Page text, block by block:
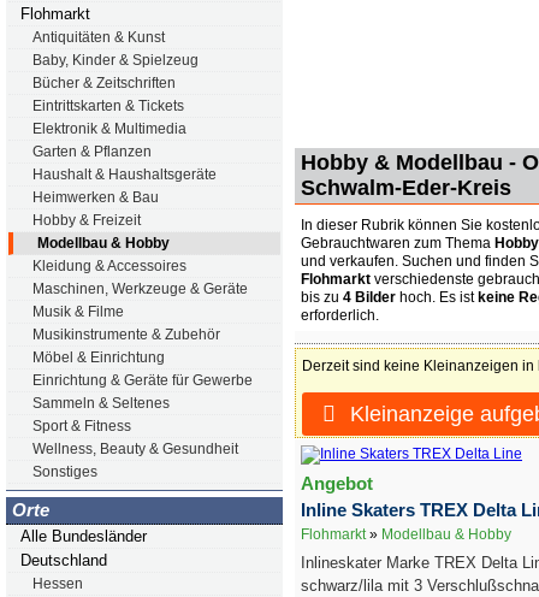
Flohmarkt
Antiquitäten & Kunst
Baby, Kinder & Spielzeug
Bücher & Zeitschriften
Eintrittskarten & Tickets
Elektronik & Multimedia
Garten & Pflanzen
Haushalt & Haushaltsgeräte
Heimwerken & Bau
Hobby & Freizeit
Modellbau & Hobby
Kleidung & Accessoires
Maschinen, Werkzeuge & Geräte
Musik & Filme
Musikinstrumente & Zubehör
Möbel & Einrichtung
Einrichtung & Geräte für Gewerbe
Sammeln & Seltenes
Sport & Fitness
Wellness, Beauty & Gesundheit
Sonstiges
Orte
Alle Bundesländer
Deutschland
Hessen
Hobby & Modellbau -
Schwalm-Eder-Kreis
In dieser Rubrik können Sie
Gebrauchtwaren zum Thema
und verkaufen. Suchen und finden
Flohmarkt verschiedenste
bis zu 4 Bilder hoch. Es ist keine
erforderlich.
Derzeit sind keine Kleinanzeigen in
Kleinanzeige
Angebot
Inline Skaters TREX Delta
Flohmarkt» Modellbau & Hobby
Inlineskater Marke TREX Delta
schwarz/lila mit 3